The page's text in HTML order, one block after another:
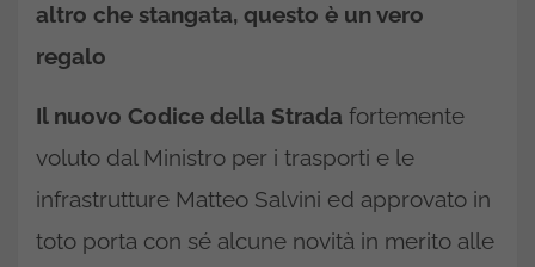
altro che stangata, questo è un vero
regalo
Il nuovo Codice della Strada fortemente
voluto dal Ministro per i trasporti e le
infrastrutture Matteo Salvini ed approvato in
toto porta con sé alcune novità in merito alle